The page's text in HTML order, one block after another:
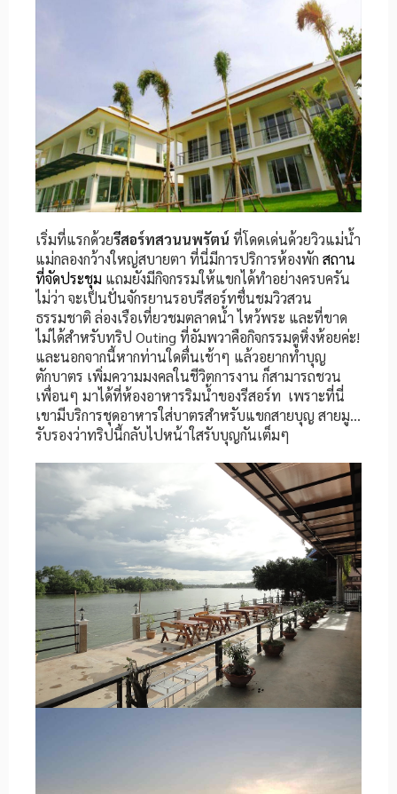
เริ่มที่แรกด้วยรีสอร์ทสวนนพรัตน์ ที่โดดเด่นด้วยวิวแม่น้ำ
แม่กลองกว้างใหญ่สบายตา ที่นี่มีการปริการห้องพัก สถาน
ที่จัดประชุม แถมยังมีกิจกรรมให้แขกได้ทำอย่างครบครัน
ไม่ว่า จะเป็นปั่นจักรยานรอบรีสอร์ทชื่นชมวิวสวน
ธรรมชาติ ล่องเรือเที่ยวชมตลาดน้ำ ไหว้พระ และที่ขาด
ไม่ได้สำหรับทริป Outing ที่อัมพวาคือกิจกรรมดูหิ่งห้อยค่ะ!
และนอกจากนี้หากท่านใดตื่นเช้าๆ แล้วอยากทำบุญ
ตักบาตร เพิ่มความมงคลในชีวิตการงาน ก็สามารถชวน
เพื่อนๆ มาได้ที่ห้องอาหารริมน้ำของรีสอร์ท เพราะที่นี่
เขามีบริการชุดอาหารใส่บาตรสำหรับแขกสายบุญ สายมู…
รับรองว่าทริปนี้กลับไปหน้าใสรับบุญกันเต็มๆ